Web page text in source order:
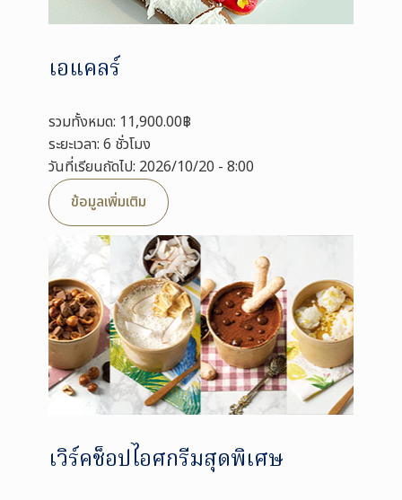
เอแคลร์
รวมทั้งหมด: 11,900.00฿
ระยะเวลา: 6 ชั่วโมง
วันที่เรียนถัดไป: 2026/10/20 - 8:00
ข้อมูลเพิ่มเติม
เวิร์คช็อปไอศกรีมสุดพิเศษ